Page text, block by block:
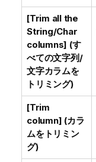
[Trim all the
String/Char
columns] (す
べての文字列/
文字カラムを
トリミング)
[Trim
column] (カラ
ムをトリミン
グ)